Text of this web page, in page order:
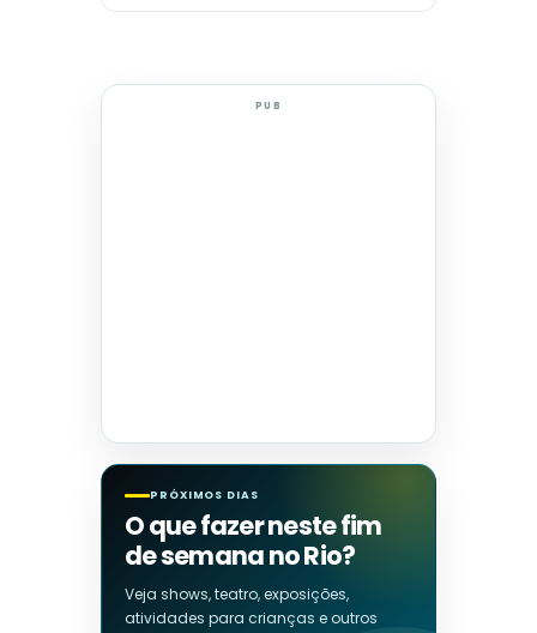
PUB
PRÓXIMOS DIAS
O que fazer neste fim
de semana no Rio?
Veja shows, teatro, exposições,
atividades para crianças e outros